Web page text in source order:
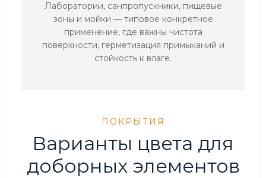
Лаборатории, санпропускники, пищевые
зоны и мойки — типовое конкретное
применение, где важны чистота
поверхности, герметизация примыканий и
стойкость к влаге.
ПОКРЫТИЯ
Варианты цвета для
доборных элементов